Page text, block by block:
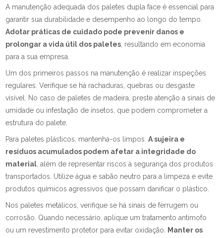
A manutenção adequada dos paletes dupla face é essencial para
garantir sua durabilidade e desempenho ao longo do tempo.
Adotar práticas de cuidado pode prevenir danos e
prolongar a vida útil dos paletes , resultando em economia
para a sua empresa.
Um dos primeiros passos na manutenção é realizar inspeções
regulares. Verifique se há rachaduras, quebras ou desgaste
visível. No caso de paletes de madeira, preste atenção a sinais de
umidade ou infestação de insetos, que podem comprometer a
estrutura do palete.
Para paletes plásticos, mantenha-os limpos.A sujeira e
resíduos acumulados podem afetar a integridade do
material , além de representar riscos à segurança dos produtos
transportados. Utilize água e sabão neutro para a limpeza e evite
produtos químicos agressivos que possam danificar o plástico.
Nos paletes metálicos, verifique se há sinais de ferrugem ou
corrosão. Quando necessário, aplique um tratamento antimofo
ou um revestimento protetor para evitar oxidação.
Manter os